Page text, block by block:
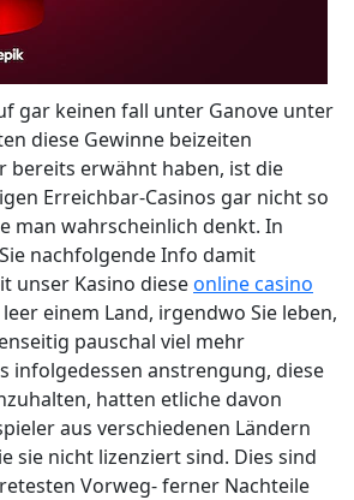
gar keinen fall unter Ganove unter
diese Gewinne beizeiten
bereits erwähnt haben, ist die
Erreichbar-Casinos gar nicht so
man wahrscheinlich denkt. In
nachfolgende Info damit
unser Kasino dieseonline casino
einem Land, irgendwo Sie leben,
pauschal viel mehr
infolgedessen anstrengung, diese
hatten etliche davon
aus verschiedenen Ländern
sie nicht lizenziert sind. Dies sind
Vorweg- ferner Nachteile